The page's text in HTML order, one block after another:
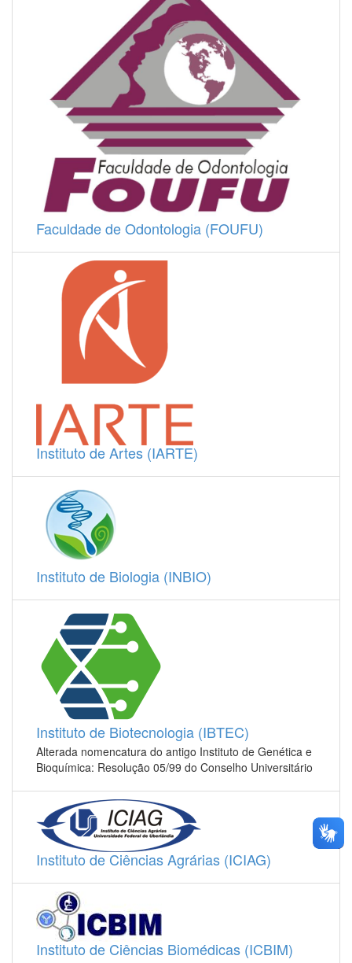
Faculdade de Odontologia (FOUFU)
Instituto de Artes (IARTE)
Instituto de Biologia (INBIO)
Instituto de Biotecnologia (IBTEC)
Alterada nomencatura do antigo Instituto de Genética e
Bioquímica: Resolução 05/99 do Conselho Universitário
Instituto de Ciências Agrárias (ICIAG)
Instituto de Ciências Biomédicas (ICBIM)